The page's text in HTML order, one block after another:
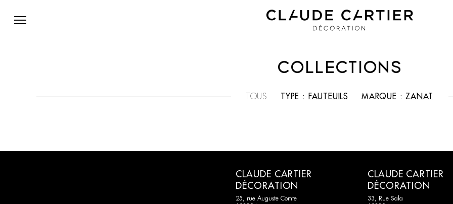
COLLECTIONS
TOUS TYPE : FAUTEUILS MARQUE :ZANAT
CLAUDE CARTIER
DÉCORATION
25, rue Auguste Comte
CLAUDE CARTIER
DÉCORATION
33, Rue Sala